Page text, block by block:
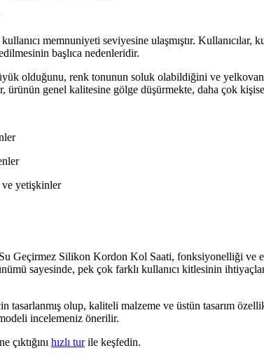
memnuniyeti seviyesine ulaşmıştır.
başlıca nedenleridir.
olduğunu, renk tonunun soluk olabildiğini ve
genel kalitesine gölge düşürmekte, daha çok
ve yetişkinler
Silikon Kordon Kol Saati, fonksiyonelliği ve
sayesinde, pek çok farklı kullanıcı kitlesinin
olup, kaliteli malzeme ve üstün tasarım
incelemeniz önerilir.
çıktığını hızlı turile keşfedin.